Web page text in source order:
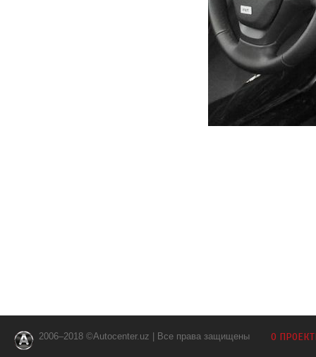
2006–2018 ©Autocenter.uz | Все права защищены О